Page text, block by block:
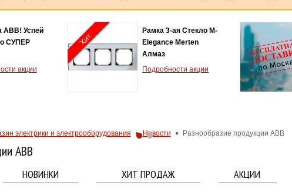
ABB! Успей
СУПЕР
акции
Хит
Рамка 3-ая Стекло M-
Elegance Merten
Алмаз
Подробности акции
электрики и электрооборудования Новости Разнообразие продукции АВВ
АВВ
НОВИНКИ ХИТ ПРОДАЖ АКЦИИ